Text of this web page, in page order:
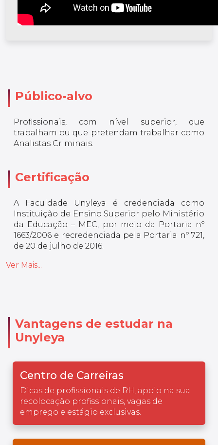
Público-alvo
Profissionais, com nível superior, que
trabalham ou que pretendam trabalhar como
Analistas Criminais.
Certificação
A Faculdade Unyleya é credenciada como
Instituição de Ensino Superior pelo Ministério
da Educação – MEC, por meio da Portaria nº
1663/2006 e recredenciada pela Portaria nº 721,
de 20 de julho de 2016.
Ver Mais...
Vantagens de estudar na
Unyleya
Centro de Carreiras
Dicas de profissionais de RH, apoio na sua
recolocação profissionais, vagas de
emprego e estágio exclusivas.